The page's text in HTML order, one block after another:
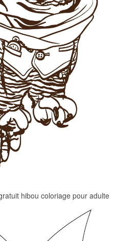
hibou coloriage pour adulte